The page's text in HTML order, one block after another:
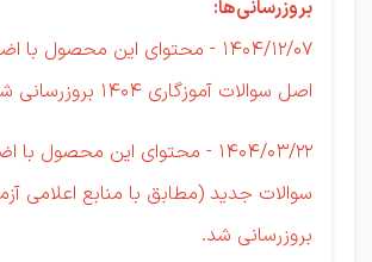
بروزرسانی‌ها:
1404/12/07 - محتوای این محصول
اصل سوالات آموزگاری 1404 بروزرسانی شد.
1404/03/22 - محتوای این محصول
بروزرسانی شد.